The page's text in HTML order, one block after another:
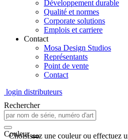
Développement durable
Qualité et normes
Corporate solutions
Emplois et carriere
Contact
Mosa Design Studios
Représentants
Point de vente
Contact
login distributeurs
Rechercher
Couleur
Choisissez une couleur ou effectuez